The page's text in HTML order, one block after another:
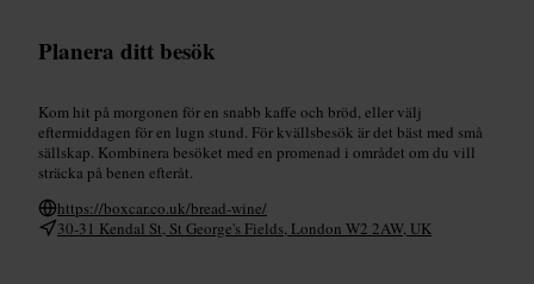
Planera ditt besök
Kom hit på morgonen för en snabb kaffe och bröd, eller välj
eftermiddagen för en lugn stund. För kvällsbesök är det bäst med små
sällskap. Kombinera besöket med en promenad i området om du vill
sträcka på benen efteråt.
https://boxcar.co.uk/bread-wine/
30-31 Kendal St, St George's Fields, London W2 2AW, UK